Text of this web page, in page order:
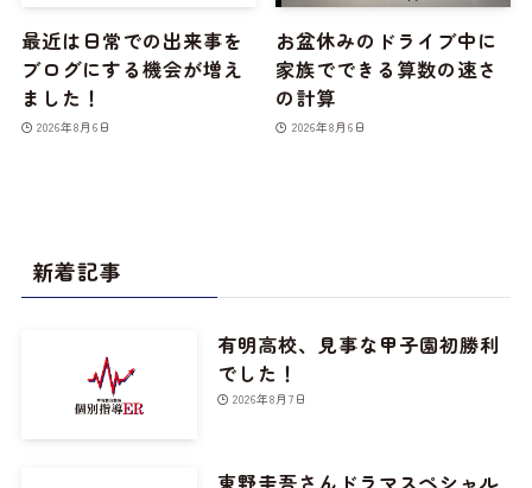
最近は日常での出来事を
ブログにする機会が増え
ました！
2026年8月6日
お盆休みのドライブ中に
家族でできる算数の速さ
の計算
2026年8月6日
新着記事
有明高校、見事な甲子園初勝利
でした！
2026年8月7日
東野圭吾さんドラマスペシャル